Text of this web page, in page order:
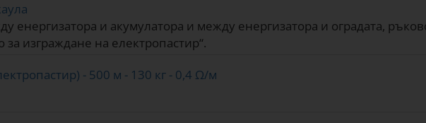
енергизатора и акумулатора и между енергизатора и оградата,
изграждане на електропастир“.
- 500 м - 130 кг - 0,4 Ω/м